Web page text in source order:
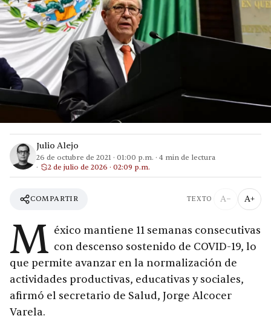
Julio Alejo
26 de octubre de 2021 · 01:00 p.m. · 4 min de lectura
2 de julio de 2026 · 02:09 p.m.
COMPARTIR TEXTO A− A+
M éxico mantiene 11 semanas consecutivas
con descenso sostenido de COVID-19, lo
que permite avanzar en la normalización de
actividades productivas, educativas y sociales,
afirmó el secretario de Salud, Jorge Alcocer
Varela.